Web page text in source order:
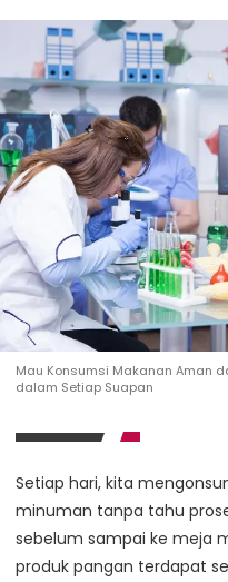
Mau Konsumsi Makanan Aman
dalam Setiap Suapan
Setiap hari, kita
minuman tanpa tahu
sebelum sampai ke meja
produk pangan terdapat